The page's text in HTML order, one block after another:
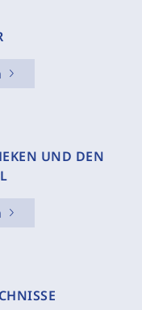
UND DEN